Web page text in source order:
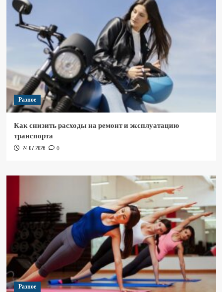
Разное
Как снизить расходы на ремонт и эксплуатацию
транспорта
24.07.2026 0
Разное